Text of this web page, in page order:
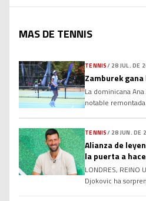
MAS DE TENNIS
TENNIS/ 28 JUL. DE
Zamburek
La dominicana
notable
2026, al derrotar a
la disputa por el
primer set,
temple […]
TENNIS/ 28 JUN. DE
Alianza de
la puerta a
con Rafael
futuro
LONDRES, REINO
Djokovic ha